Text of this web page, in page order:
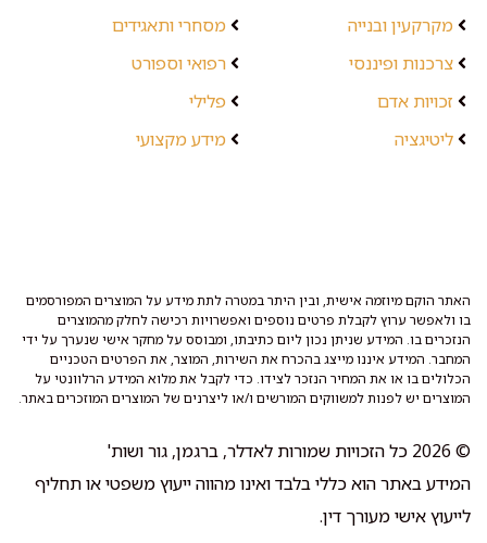
מקרקעין ובנייה
צרכנות ופיננסי
זכויות אדם
ליטיגציה
מסחרי ותאגידים
רפואי וספורט
פלילי
מידע מקצועי
האתר הוקם מיוזמה אישית, ובין היתר במטרה לתת מידע על המוצרים המפורסמים
בו ולאפשר ערוץ לקבלת פרטים נוספים ואפשרויות רכישה לחלק מהמוצרים
הנזכרים בו. המידע שניתן נכון ליום כתיבתו, ומבוסס על מחקר אישי שנערך על ידי
המחבר. המידע איננו מייצג בהכרח את השירות, המוצר, את הפרטים הטכניים
הכלולים בו או את המחיר הנזכר לצידו. כדי לקבל את מלוא המידע הרלוונטי על
המוצרים יש לפנות למשווקים המורשים ו/או ליצרנים של המוצרים המוזכרים באתר.
© 2026 כל הזכויות שמורות לאדלר, ברגמן, גור ושות'
המידע באתר הוא כללי בלבד ואינו מהווה ייעוץ משפטי או תחליף
לייעוץ אישי מעורך דין.